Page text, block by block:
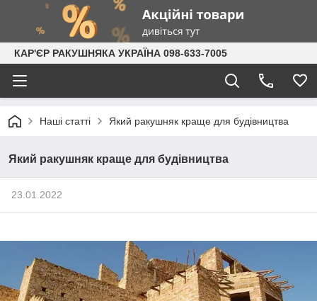
КАР'ЄР РАКУШНЯКА УКРАЇНА 098-633-7005
Наші статті Який ракушняк краще для будівництва
Який ракушняк краще для будівництва
23.01.2022